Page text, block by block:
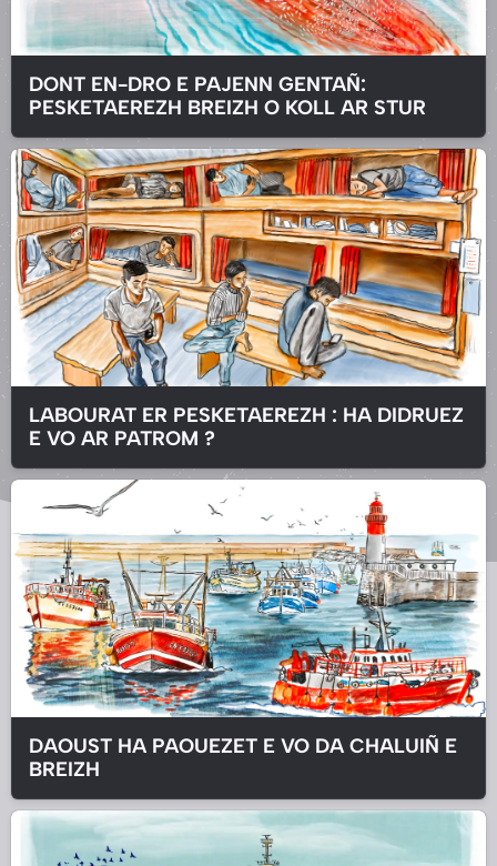
DONT EN-DRO E PAJENN GENTAÑ:
PESKETAEREZH BREIZH O KOLL AR STUR
LABOURAT ER PESKETAEREZH : HA DIDRUEZ
E VO AR PATROM ?
DAOUST HA PAOUEZET E VO DA CHALUIÑ E
BREIZH